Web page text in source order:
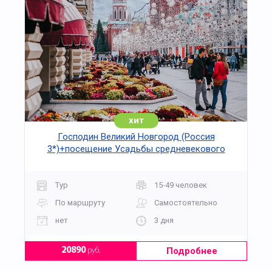
хит
Господин Великий Новгород (Россия
3*)+посещение Усадьбы средневекового
Тур
15-49 человек
По маршруту
Самостоятельно
нет
3 дня
20890руб. Подробнее